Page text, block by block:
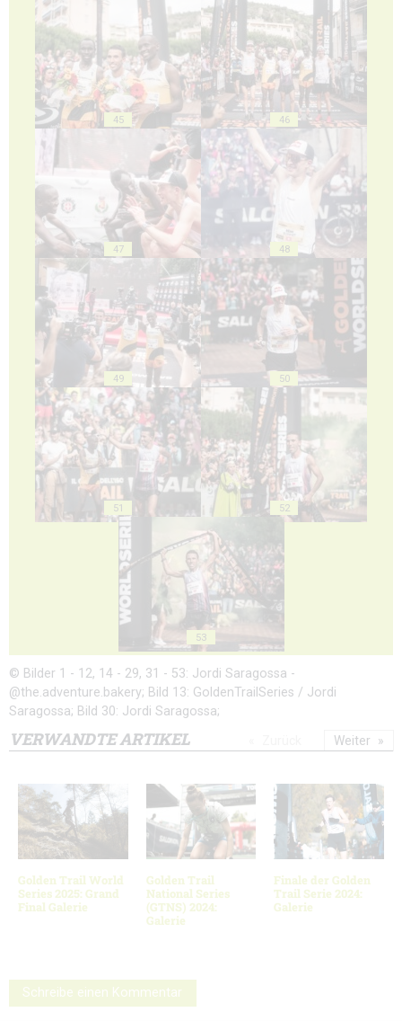
45 46
47 48
49 50
51 52
53
© Bilder 1 - 12, 14 - 29, 31 - 53: Jordi Saragossa -
@the.adventure.bakery; Bild 13: GoldenTrailSeries / Jordi
Saragossa; Bild 30: Jordi Saragossa;
VERWANDTE ARTIKEL
Golden Trail World
Series 2025: Grand
Final Galerie
Golden Trail
National Series
(GTNS) 2024:
Galerie
Finale der Golden
Trail Serie 2024:
Galerie
Weiter
Schreibe einen Kommentar